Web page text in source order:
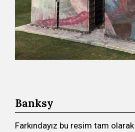
Banksy
Farkındayız bu resim tam